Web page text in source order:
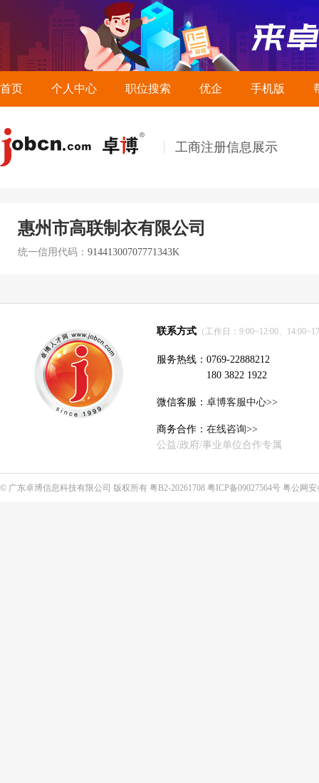
首页 个人中心 职位搜索 优企 手机版
工商注册信息展示
惠州市高联制衣有限公司
统一信用代码： 91441300707771343K
联系方式 （工作日：9:00~12:00、
服务热线：0769-22888212
180 3822 1922
微信客服： 卓博客服中心>>
商务合作： 在线咨询>>
公益/政府/事业单位合作专属
© 广东卓博信息科技有限公司 版权所有 粤B2-20261708 粤ICP备09027564号 粤公网安